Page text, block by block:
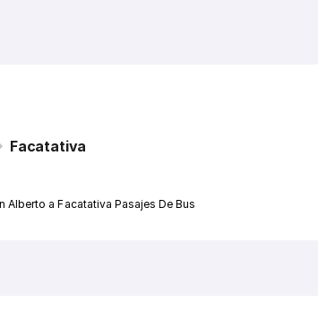
Facatativa
Alberto a Facatativa Pasajes De Bus